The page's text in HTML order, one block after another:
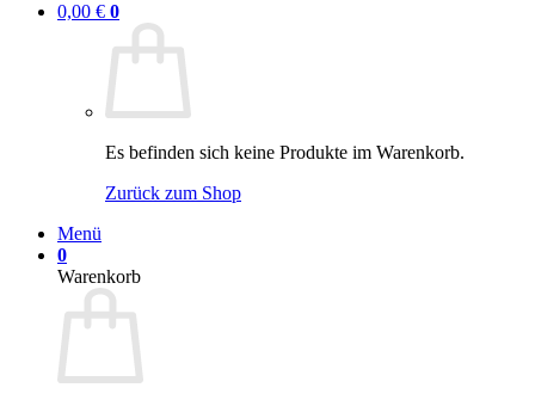
0,00 € 0
Es befinden sich keine Produkte im Warenkorb.
Zurück zum Shop
Menü
0
Warenkorb